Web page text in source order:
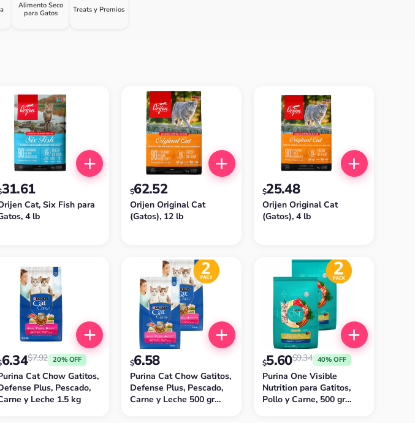
Alimento Seco
para Gatos
Treats y Premios
Cat, Six Fish para
4 lb
31.61
Orijen Original Cat
(Gatos), 12 lb
$62.52
Orijen Original Cat
(Gatos), 4 lb
$25.48
Cat Chow Gatitos,
Plus, Pescado,
y Leche 1.5 kg
$7.92
6.34 20% OFF
Purina Cat Chow Gatitos,
Defense Plus, Pescado,
Carne y Leche 500 gr
$6.58
Purina One Visible
Nutrition para Gatitos,
Pollo y Carne, 500 gr
$9.34
$5.60 40% OFF